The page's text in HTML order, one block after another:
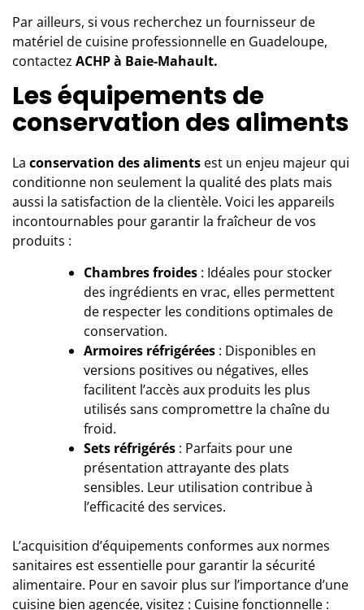
Par ailleurs, si vous recherchez un fournisseur de
matériel de cuisine professionnelle en Guadeloupe,
contactez ACHP à Baie-Mahault.
Les équipements de
conservation des aliments
La conservation des aliments est un enjeu majeur qui
conditionne non seulement la qualité des plats mais
aussi la satisfaction de la clientèle. Voici les appareils
incontournables pour garantir la fraîcheur de vos
produits :
Chambres froides : Idéales pour stocker
des ingrédients en vrac, elles permettent
de respecter les conditions optimales de
conservation.
Armoires réfrigérées : Disponibles en
versions positives ou négatives, elles
facilitent l’accès aux produits les plus
utilisés sans compromettre la chaîne du
froid.
Sets réfrigérés : Parfaits pour une
présentation attrayante des plats
sensibles. Leur utilisation contribue à
l’efficacité des services.
L’acquisition d’équipements conformes aux normes
sanitaires est essentielle pour garantir la sécurité
alimentaire. Pour en savoir plus sur l’importance d’une
cuisine bien agencée, visitez : Cuisine fonctionnelle :